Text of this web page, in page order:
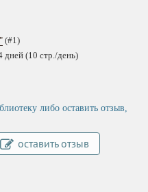
(#1)
дней (10 стр./день)
либо оставить отзыв,
оставить отзыв